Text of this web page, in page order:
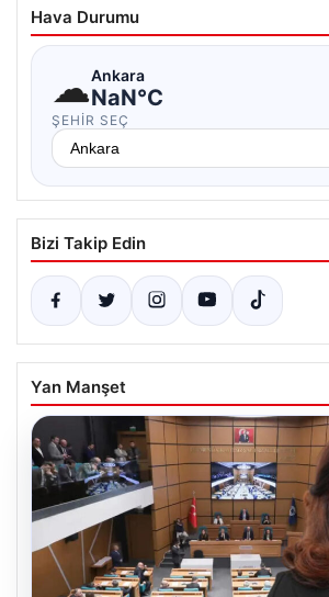
Hava Durumu
☁Ankara
NaN°C
ŞEHIR SEÇ
Bizi Takip Edin
Yan Manşet